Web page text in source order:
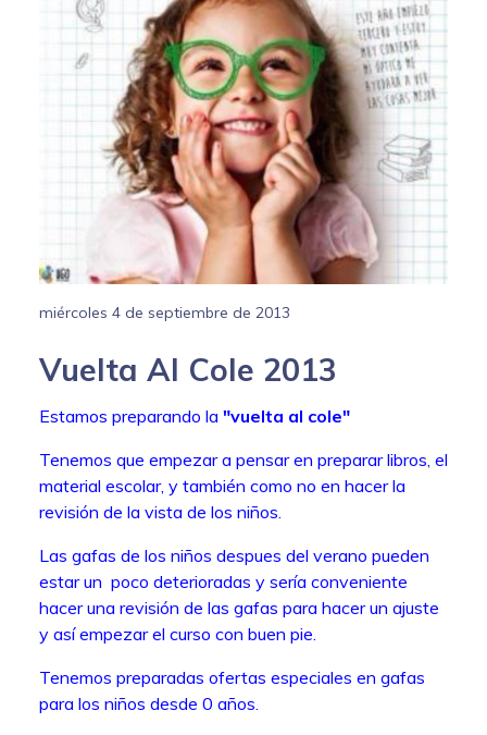
miércoles 4 de septiembre de 2013
Vuelta Al Cole 2013
Estamos preparando la "vuelta al cole"
Tenemos que empezar a pensar en preparar libros, el
material escolar, y también como no en hacer la
revisión de la vista de los niños.
Las gafas de los niños despues del verano pueden
estar un poco deterioradas y sería conveniente
hacer una revisión de las gafas para hacer un ajuste
y así empezar el curso con buen pie.
Tenemos preparadas ofertas especiales en gafas
para los niños desde 0 años.